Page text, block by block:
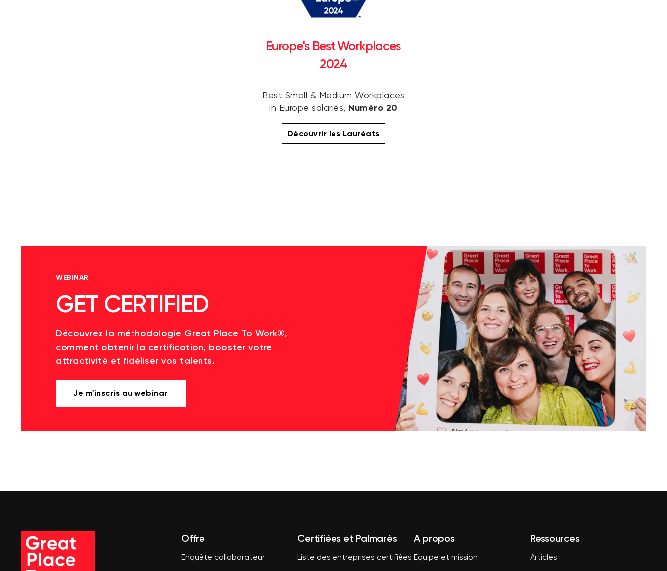
Europe's Best Workplaces
2024
Best Small & Medium Workplaces
in Europe salariés, Numéro 20
Découvrir les Lauréats
WEBINAR
GET CERTIFIED
Découvrez la méthodologie Great Place To Work®,
comment obtenir la certification, booster votre
attractivité et fidéliser vos talents.
Je m'inscris au webinar
Offre
Enquête collaborateur
Certifiées et Palmarès
Liste des entreprises certifiées
A propos
Equipe et mission
Ressources
Articles